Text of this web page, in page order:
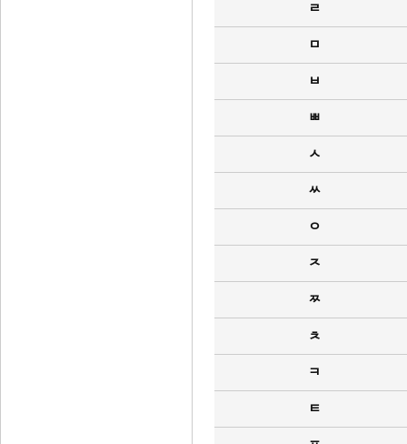
ㄹ
ㅁ
ㅂ
ㅃ
ㅅ
ㅆ
ㅇ
ㅈ
ㅉ
ㅊ
ㅋ
ㅌ